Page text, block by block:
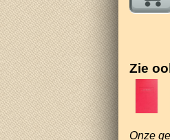
Zie
Onze